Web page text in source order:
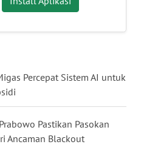
Percepat Sistem AI untuk
Pastikan Pasokan
Ancaman Blackout